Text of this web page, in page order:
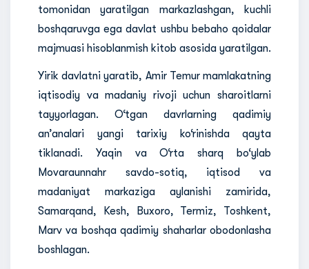
tomonidan yaratilgan markazlashgan, kuchli
boshqaruvga ega davlat ushbu bebaho qoidalar
majmuasi hisoblanmish kitob asosida yaratilgan.
Yirik davlatni yaratib, Amir Temur mamlakatning
iqtisodiy va madaniy rivoji uchun sharoitlarni
tayyorlagan. O‘tgan davrlarning qadimiy
an’analari yangi tarixiy ko‘rinishda qayta
tiklanadi. Yaqin va O‘rta sharq bo‘ylab
Movaraunnahr savdo-sotiq, iqtisod va
madaniyat markaziga aylanishi zamirida,
Samarqand, Kesh, Buxoro, Termiz, Toshkent,
Marv va boshqa qadimiy shaharlar obodonlasha
boshlagan.